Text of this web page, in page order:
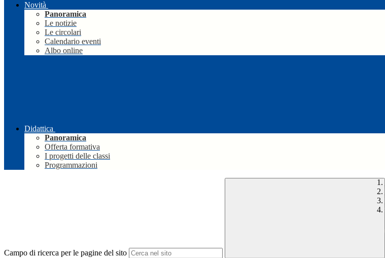
Novità
Panoramica
Le notizie
Le circolari
Calendario eventi
Albo online
Didattica
Panoramica
Offerta formativa
I progetti delle classi
Programmazioni
Campo di ricerca per le pagine del sito